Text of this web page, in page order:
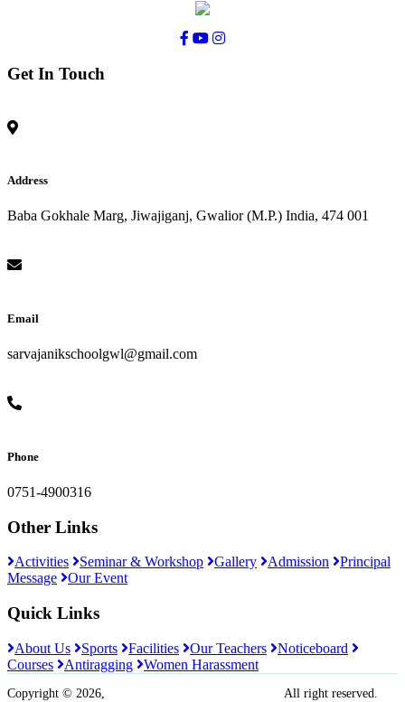
Get In Touch
Address
Baba Gokhale Marg, Jiwajiganj, Gwalior (M.P.) India, 474 001
Email
sarvajanikschoolgwl@gmail.com
Phone
0751-4900316
Other Links
Activities Seminar & Workshop Gallery Admission
Principal
Message
Our Event
Quick Links
About Us Sports Facilities Our Teachers
Noticeboard
Courses
Antiragging Women Harassment
Copyright © 2026, All right reserved.